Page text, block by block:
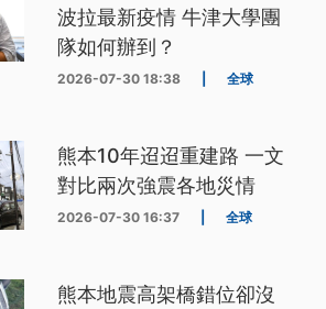
波拉最新疫情 牛津大學團
隊如何辦到？
2026-07-30 18:38 全球
熊本10年迢迢重建路 一文
對比兩次強震各地災情
2026-07-30 16:37 全球
熊本地震高架橋錯位卻沒